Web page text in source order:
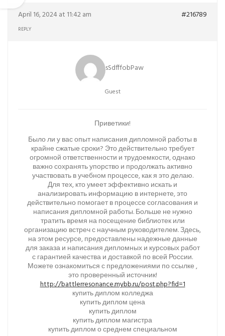
April 16, 2024 at 11:42 am #216789
REPLY
sSdfffobPaw
Guest
Приветики!
Было ли у вас опыт написания дипломной работы в
крайне сжатые сроки? Это действительно требует
огромной ответственности и трудоемкости, однако
важно сохранять упорство и продолжать активно
участвовать в учебном процессе, как я это делаю.
Для тех, кто умеет эффективно искать и
анализировать информацию в интернете, это
действительно помогает в процессе согласования и
написания дипломной работы. Больше не нужно
тратить время на посещение библиотек или
организацию встреч с научным руководителем. Здесь,
на этом ресурсе, предоставлены надежные данные
для заказа и написания дипломных и курсовых работ
с гарантией качества и доставкой по всей России.
Можете ознакомиться с предложениями по ссылке ,
это проверенный источник!
http://battlerresonance.mybb.ru/post.php?fid=1
купить диплом колледжа
купить диплом цена
купить диплом
купить диплом магистра
купить диплом о среднем специальном